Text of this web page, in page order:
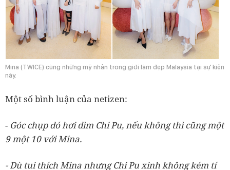
Mina (TWICE) cùng những mỹ nhân trong giới làm đẹp Malaysia tại sự kiện
này.
Một số bình luận của netizen:
- Góc chụp đó hơi dìm Chi Pu, nếu không thì cũng một
9 một 10 với Mina.
- Dù tui thích Mina nhưng Chi Pu xinh không kém tí